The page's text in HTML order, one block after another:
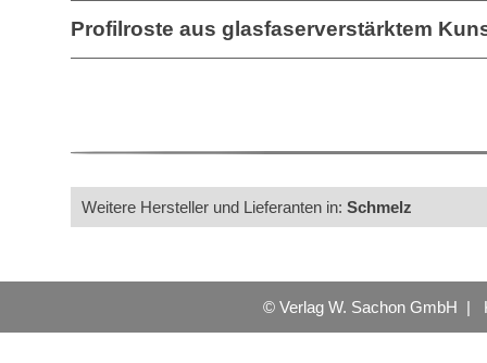
Profilroste aus glasfaserverstärktem
Weitere Hersteller und Lieferanten in: Schmelz
© Verlag W. Sachon GmbH |